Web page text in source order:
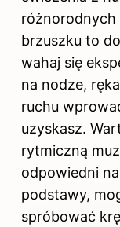
różnorodnych
brzuszku to
wahaj się
na nodze,
ruchu
uzyskasz.
rytmiczną
odpowiedni
podstawy,
spróbować